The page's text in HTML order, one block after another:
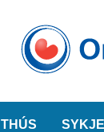
THÚS SYKJE